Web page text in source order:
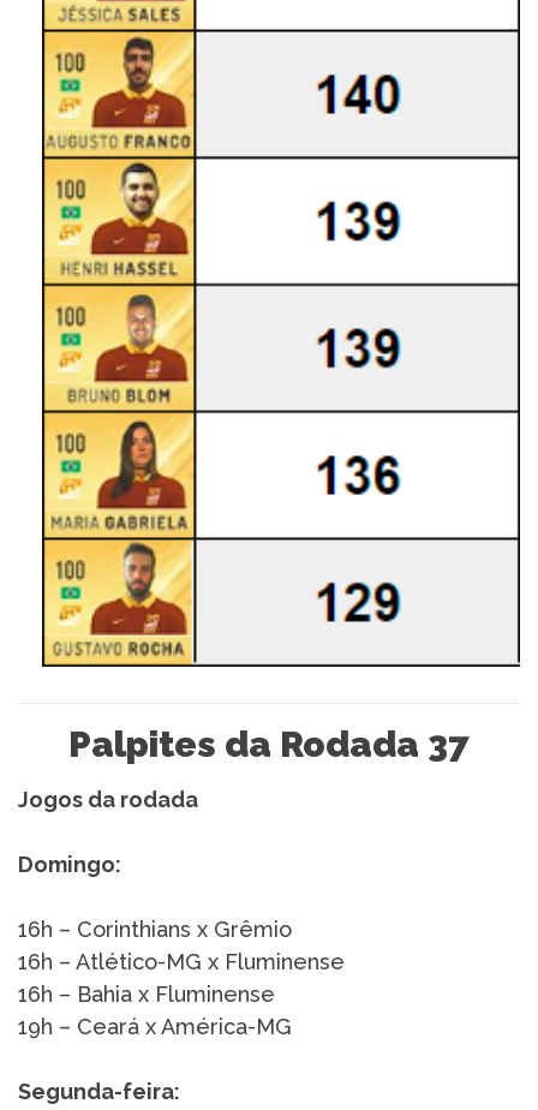
Palpites da Rodada 37
Jogos da rodada
Domingo:
16h – Corinthians x Grêmio
16h – Atlético-MG x Fluminense
16h – Bahia x Fluminense
19h – Ceará x América-MG
Segunda-feira: